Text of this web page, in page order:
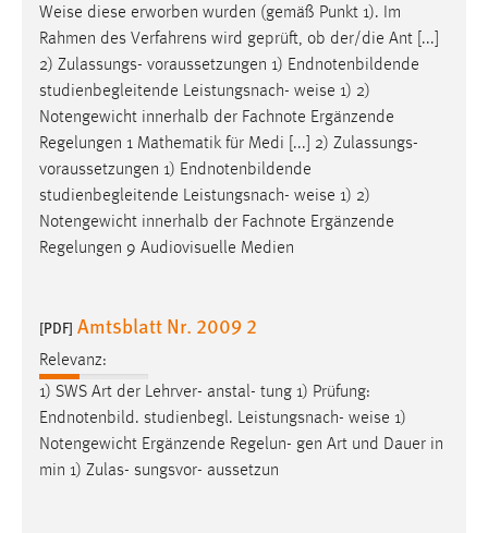
Weise diese erworben wurden (gemäß Punkt 1). Im
Rahmen des Verfahrens wird geprüft, ob der/die Ant [...]
2) Zulassungs- voraussetzungen 1) Endnotenbildende
studienbegleitende Leistungsnach- weise 1) 2)
Notengewicht innerhalb der Fachnote Ergänzende
Regelungen 1 Mathematik für Medi [...] 2) Zulassungs-
voraussetzungen 1) Endnotenbildende
studienbegleitende Leistungsnach- weise 1) 2)
Notengewicht innerhalb der Fachnote Ergänzende
Regelungen 9 Audiovisuelle Medien
[PDF] Amtsblatt Nr. 2009 2
Relevanz:
1) SWS Art der Lehrver- anstal- tung 1) Prüfung:
Endnotenbild. studienbegl. Leistungsnach- weise 1)
Notengewicht Ergänzende Regelun- gen Art und Dauer in
min 1) Zulas- sungsvor- aussetzun